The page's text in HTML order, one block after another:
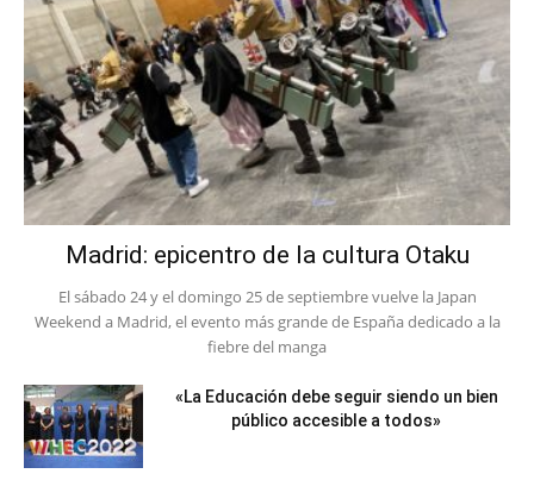
Madrid: epicentro de la cultura Otaku
El sábado 24 y el domingo 25 de septiembre vuelve la Japan
Weekend a Madrid, el evento más grande de España dedicado a la
fiebre del manga
«La Educación debe seguir siendo un bien
público accesible a todos»